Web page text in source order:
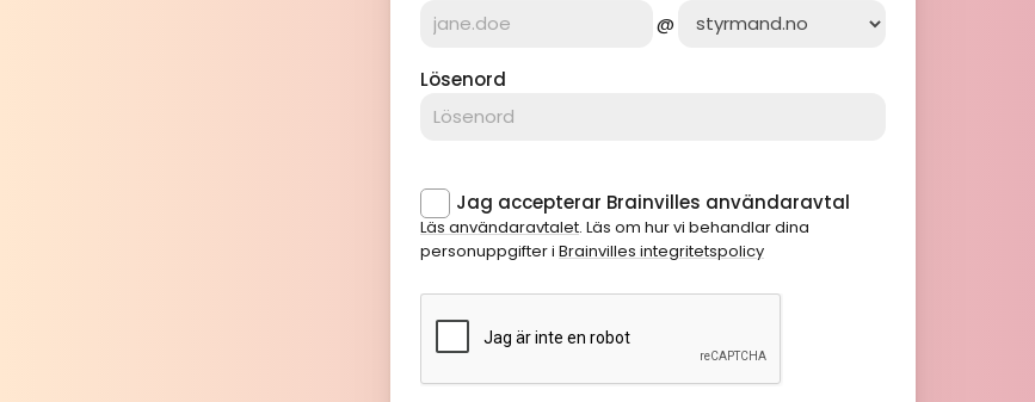
@
Lösenord
Jag accepterar Brainvilles användaravtal
Läs användaravtalet. Läs om hur vi behandlar dina
personuppgifter i Brainvilles integritetspolicy